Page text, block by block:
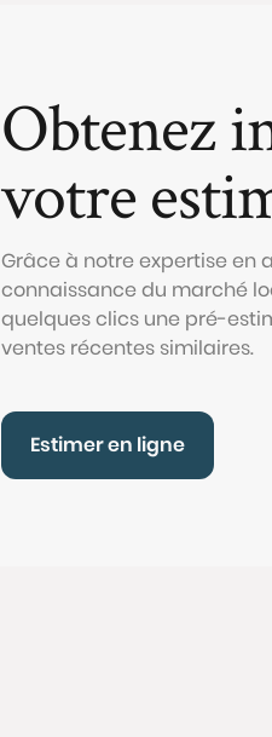
Obtenez
votre
Grâce à notre expertise en
connaissance du marché
quelques clics une pré-
ventes récentes similaires.
Estimer en ligne